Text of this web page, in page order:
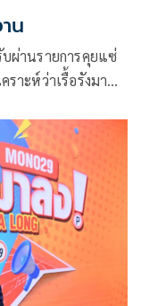
น
ผ่านรายการคุยแซ่
สั้น พร้อมเสิร์ชหา